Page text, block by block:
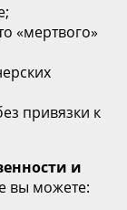
«мертвого»
привязки к
и
вы можете: